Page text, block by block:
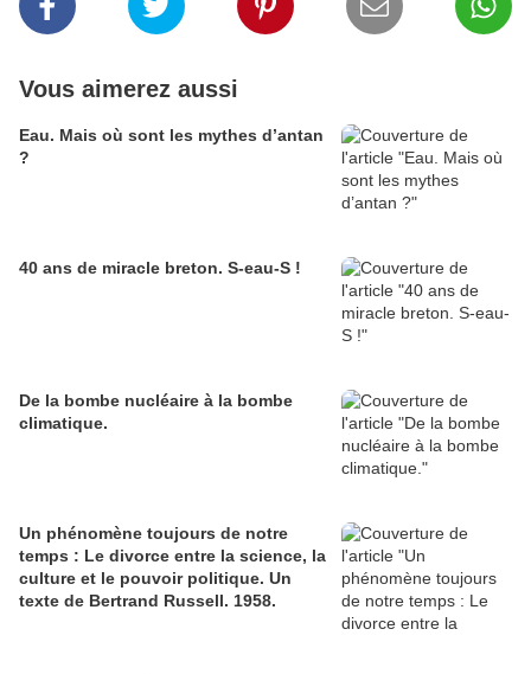
Vous aimerez aussi
Eau. Mais où sont les mythes d’antan
?
40 ans de miracle breton. S-eau-S !
De la bombe nucléaire à la bombe
climatique.
Un phénomène toujours de notre
temps : Le divorce entre la science, la
culture et le pouvoir politique. Un
texte de Bertrand Russell. 1958.